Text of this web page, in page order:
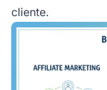
cliente.